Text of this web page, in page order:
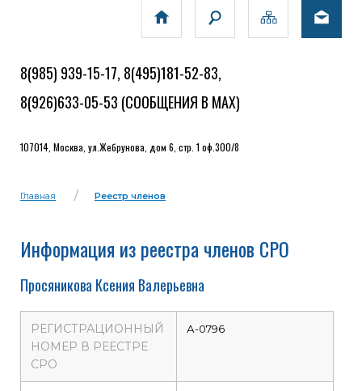
8(985) 939-15-17, 8(495)181-52-83,
8(926)633-05-53 (СООБЩЕНИЯ В MAX)
107014, Москва, ул.Жебрунова, дом 6, стр. 1 оф.300/8
Главная Реестр членов
Информация из реестра членов СРО
Просяникова Ксения Валерьевна
РЕГИСТРАЦИОННЫЙ
НОМЕР В РЕЕСТРЕ
СРО
А-0796